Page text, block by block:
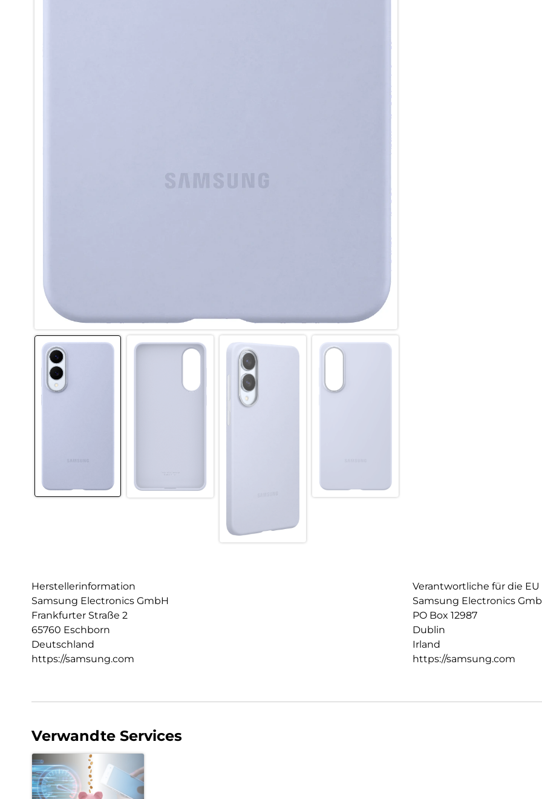
Herstellerinformation
Samsung Electronics GmbH
Frankfurter Straße 2
65760 Eschborn
Deutschland
https://samsung.com
Verantwortliche für die EU
Samsung Electronics
PO Box 12987
Dublin
Irland
https://samsung.com
Verwandte Services